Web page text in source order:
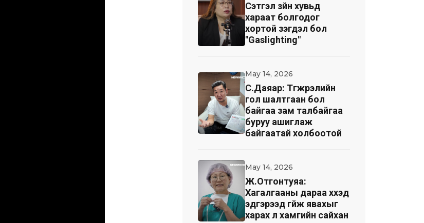
Cэтгэл зүйн хувьд
хараат болгодог
хортой үзэгдэл бол
"Gaslighting"
May 14, 2026
С.Даяар: Түгжрэлийн
гол шалтгаан бол
байгаа зам талбайгаа
буруу ашиглаж
байгаатай холбоотой
May 14, 2026
Ж.Отгонтуяа:
Хагалгааны дараа хүүхэд
эдгэрээд гүйж явахыг
харах л хамгийн сайхан